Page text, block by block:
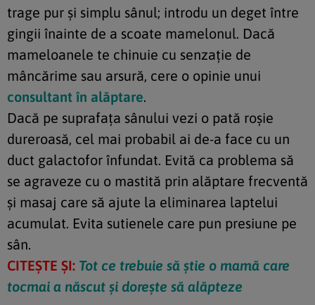
trage pur şi simplu sânul; introdu un deget între
gingii înainte de a scoate mamelonul. Dacă
mameloanele te chinuie cu senzaţie de
mâncărime sau arsură, cere o opinie unui
consultant în alăptare.
Dacă pe suprafaţa sânului vezi o pată roşie
dureroasă, cel mai probabil ai de-a face cu un
duct galactofor înfundat. Evită ca problema să
se agraveze cu o mastită prin alăptare frecventă
și masaj care să ajute la eliminarea laptelui
acumulat. Evita sutienele care pun presiune pe
sân.
CITEȘTE ȘI: Tot ce trebuie să știe o mamă care
tocmai a născut și dorește să alăpteze